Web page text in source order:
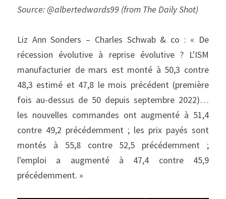
Source: @albertedwards99 (from The Daily Shot)
Liz Ann Sonders – Charles Schwab & co : « De
récession évolutive à reprise évolutive ? L'ISM
manufacturier de mars est monté à 50,3 contre
48,3 estimé et 47,8 le mois précédent (première
fois au-dessus de 50 depuis septembre 2022)…
les nouvelles commandes ont augmenté à 51,4
contre 49,2 précédemment ; les prix payés sont
montés à 55,8 contre 52,5 précédemment ;
l'emploi a augmenté à 47,4 contre 45,9
précédemment. »